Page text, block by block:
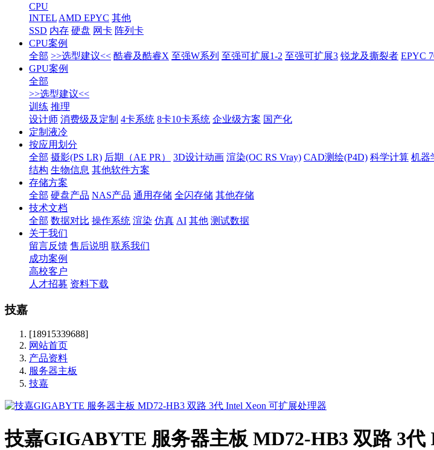
CPU
INTEL AMD EPYC 其他
SSD 内存 硬盘 网卡 阵列卡
CPU案例
全部 >>选型建议<< 酷睿及酷睿X 至强W系列 至强可扩展1-2 至强可扩展3 锐龙及撕裂者 EPYC
GPU案例
全部
>>选型建议<<
训练 推理
设计师 消费级及定制 4卡系统 8卡10卡系统 企业级方案 国产化
定制液冷
按应用划分
全部 摄影(PS LR) 后期（AE PR） 3D设计动画 渲染(OC RS Vray) CAD测绘(P4D) 科学计算 机器
结构 生物信息 其他软件方案
存储方案
全部 硬盘产品 NAS产品 通用存储 全闪存储 其他存储
技术文档
全部 数据对比 操作系统 渲染 仿真 AI 其他 测试数据
关于我们
留言反馈 售后说明 联系我们
成功案例
高校客户
人才招募 资料下载
技嘉
[18915339688]
网站首页
产品资料
服务器主板
技嘉
技嘉GIGABYTE 服务器主板 MD72-HB3 双路 3代